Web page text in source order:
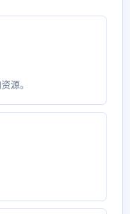
源。